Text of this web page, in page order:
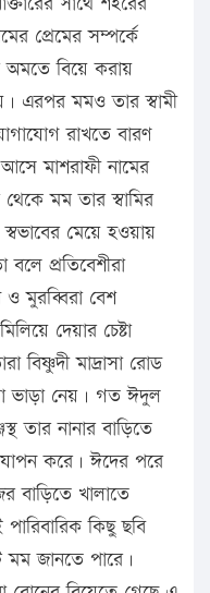
প্রেমের সম্পর্কে
অমতে বিয়ে করায়
এরপর মমও তার স্বামী
রাখতে বারণ
মাশরাফী নামের
মম তার স্বামির
মেয়ে হওয়ায়
প্রতিবেশীরা
ও মুরব্বিরা বেশ
দেয়ার চেষ্টা
বিষ্ণুদী মাদ্রাসা রোড
ভাড়া নেয়। গত ঈদুল
তার নানার বাড়িতে
করে। ঈদের পরে
বাড়িতে খালাতে
কিছু ছবি
জানতে পারে।